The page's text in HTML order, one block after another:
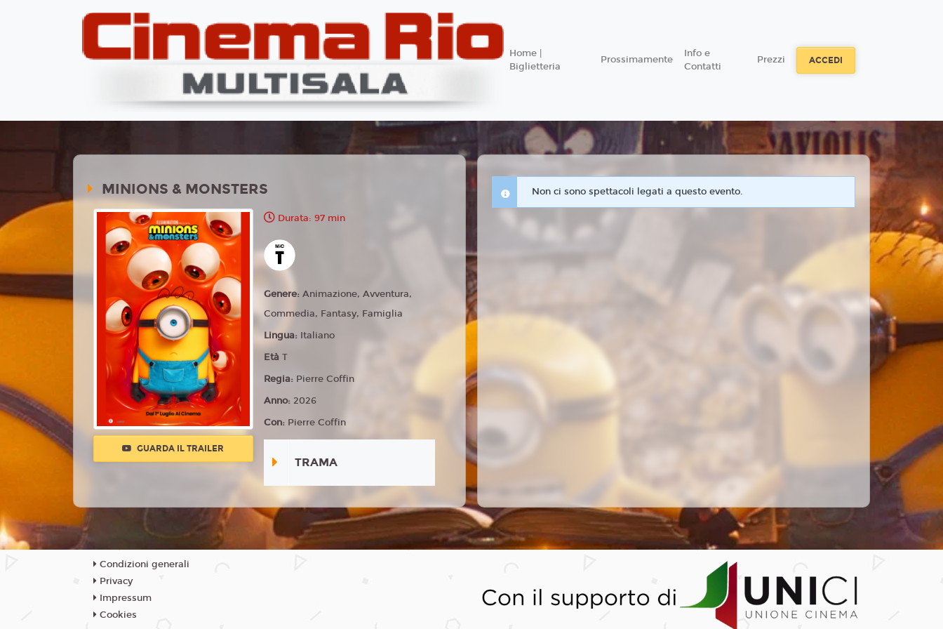
Home |
Biglietteria
Prossimamente
Info e
Contatti
Prezzi ACCEDI
MINIONS & MONSTERS
GUARDA IL TRAILER
Durata: 97 min
Genere:Animazione, Avventura,
Commedia, Fantasy, Famiglia
Lingua: Italiano
EtàT
Regia: Pierre Coffin
Anno:2026
Con: Pierre Coffin
TRAMA
Non ci sono spettacoli legati a questo evento.
Condizioni generali
Privacy
Impressum
Cookies